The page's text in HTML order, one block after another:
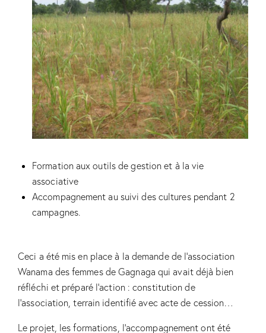
Formation aux outils de gestion et à la vie
associative
Accompagnement au suivi des cultures pendant 2
campagnes.
Ceci a été mis en place à la demande de l’association
Wanama des femmes de Gagnaga qui avait déjà bien
réfléchi et préparé l’action : constitution de
l’association, terrain identifié avec acte de cession…
Le projet, les formations, l’accompagnement ont été